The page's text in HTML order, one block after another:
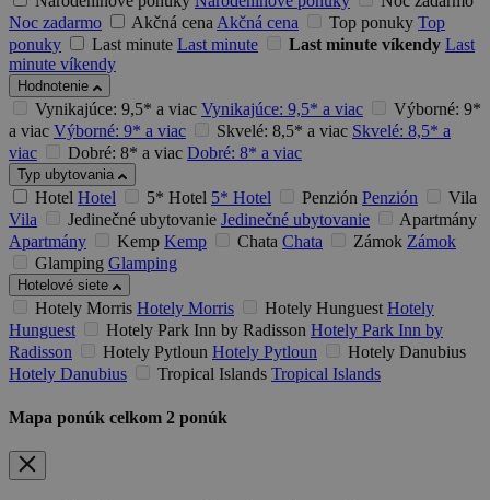
Noc zadarmo
Akčná cenaAkčná cena Top ponuky Top
ponuky
Last minute Last minute Last minute víkendy Last
minute víkendy
Hodnotenie
Vynikajúce: 9,5* a viac Vynikajúce: 9,5* a viac
Výborné: 9*
a viac Výborné: 9* a viac Skvelé: 8,5* a viac Skvelé: 8,5* a
viac
Dobré: 8* a viac Dobré: 8* a viac
Typ ubytovania
Hotel Hotel 5* Hotel 5* Hotel Penzión Penzión
Vila
Vila
Jedinečné ubytovanie Jedinečné ubytovanie
Apartmány
Apartmány
Kemp Kemp Chata Chata Zámok Zámok
Glamping Glamping
Hotelové siete
Hotely Morris Hotely Morris Hotely Hunguest Hotely
Hunguest
Hotely Park Inn by Radisson Hotely Park Inn by
Radisson
Hotely Pytloun Hotely Pytloun
Hotely Danubius
Hotely Danubius
Tropical Islands Tropical Islands
Mapa ponúk celkom 2 ponúk